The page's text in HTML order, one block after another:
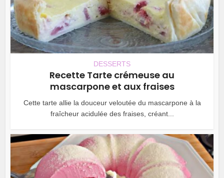
DESSERTS
Recette Tarte crémeuse au
mascarpone et aux fraises
Cette tarte allie la douceur veloutée du mascarpone à la
fraîcheur acidulée des fraises, créant...